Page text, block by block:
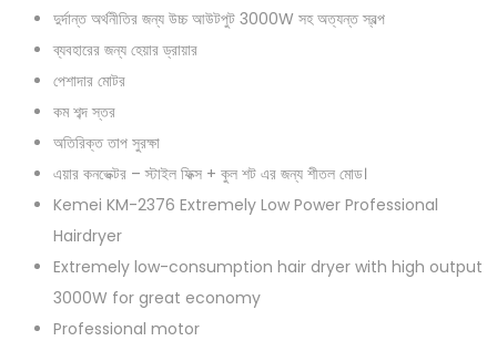
দুর্দান্ত অর্থনীতির জন্য উচ্চ আউটপুট 3000W সহ অত্যন্ত স্বল্প
ব্যবহারের জন্য হেয়ার ড্রায়ার
পেশাদার মোটর
কম শব্দ স্তর
অতিরিক্ত তাপ সুরক্ষা
এয়ার কনভেক্টর – স্টাইল ফিক্স + কুল শট এর জন্য শীতল মোড।
Kemei KM-2376 Extremely Low Power Professional
Hairdryer
Extremely low-consumption hair dryer with high output
3000W for great economy
Professional motor